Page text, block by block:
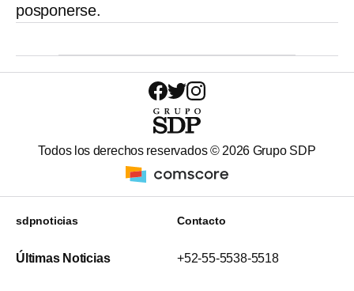
posponerse.
Todos los derechos reservados © 2026 Grupo SDP
sdpnoticias
Últimas Noticias
Contacto
+52-55-5538-5518